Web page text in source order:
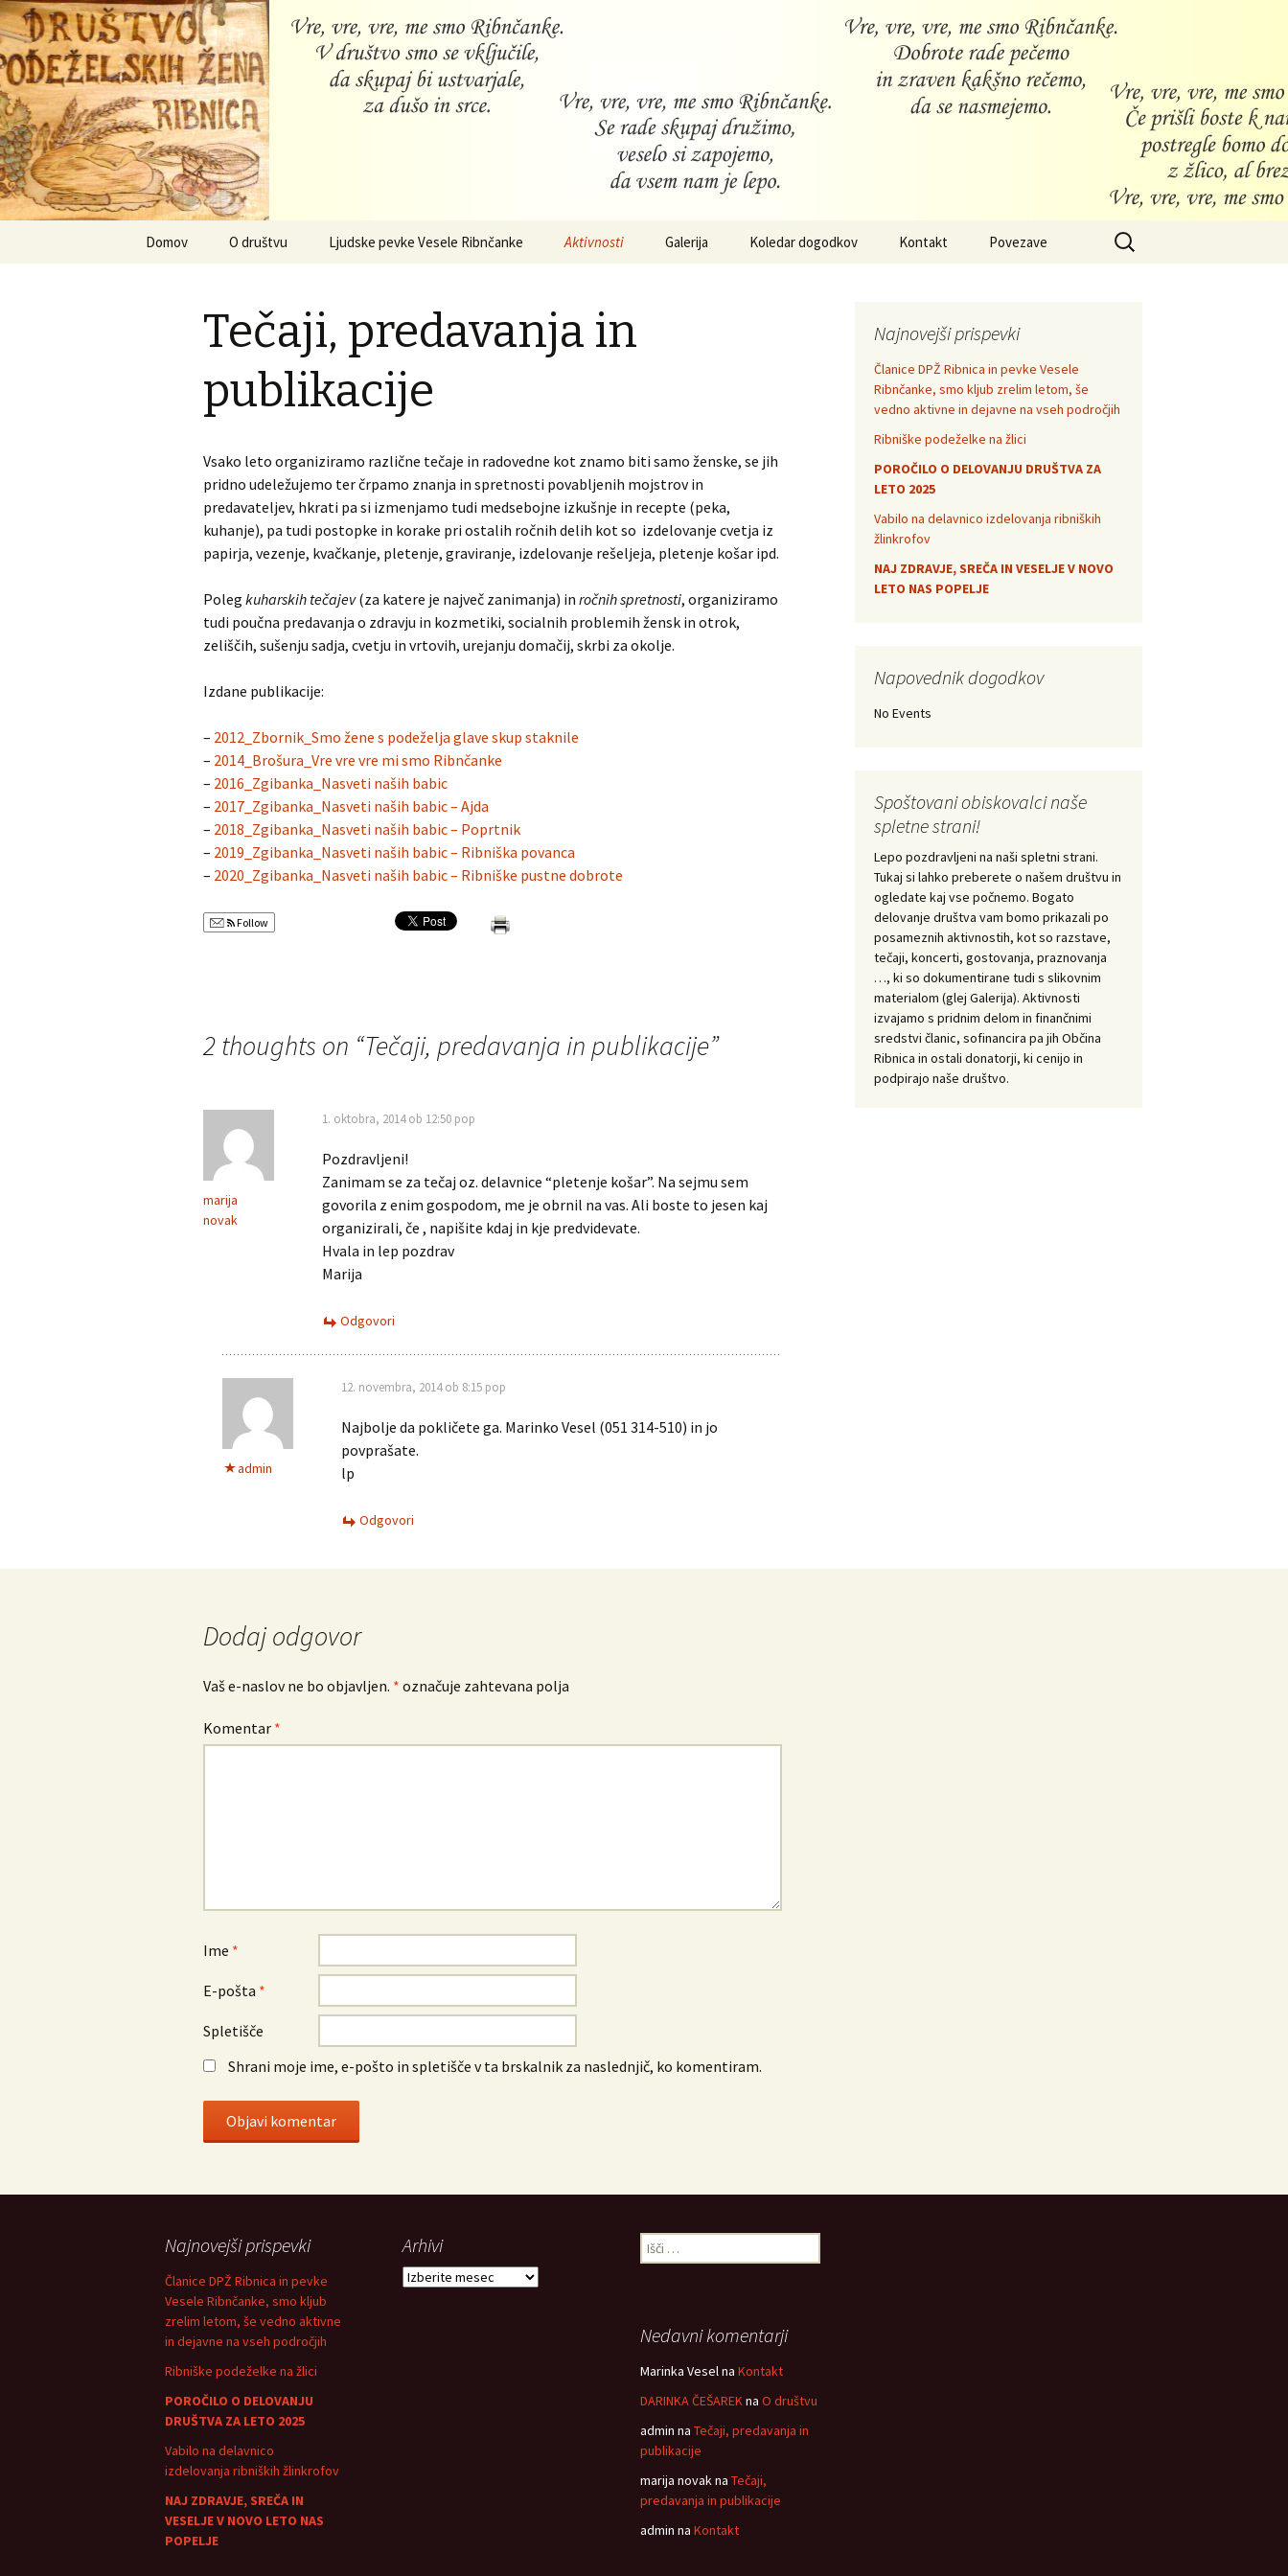
DPŽ – Ribnica
Društvo podeželskih žena Ribnica
Domov O društvu Ljudske pevke Vesele Ribnčanke Aktivnosti
Tečaji, predavanja in
publikacije
Druženja – praznovanja
Galerija Koledar dogodkov Kontakt Povezave
Išči:
Tečaji, predavanja in
publikacije
Vsako leto organiziramo različne tečaje in radovedne kot znamo biti samo ženske, se jih
pridno udeležujemo ter črpamo znanja in spretnosti povabljenih mojstrov in
predavateljev, hkrati pa si izmenjamo tudi medsebojne izkušnje in recepte (peka,
kuhanje), pa tudi postopke in korake pri ostalih ročnih delih kot so izdelovanje cvetja iz
papirja, vezenje, kvačkanje, pletenje, graviranje, izdelovanje rešeljeja, pletenje košar ipd.
Poleg kuharskih tečajev(za katere je največ zanimanja) in ročnih spretnosti, organiziramo
tudi poučna predavanja o zdravju in kozmetiki, socialnih problemih žensk in otrok,
zeliščih, sušenju sadja, cvetju in vrtovih, urejanju domačij, skrbi za okolje.
Izdane publikacije:
– 2012_Zbornik_Smo žene s podeželja glave skup staknile
– 2014_Brošura_Vre vre vre mi smo Ribnčanke
– 2016_Zgibanka_Nasveti naših babic
– 2017_Zgibanka_Nasveti naših babic – Ajda
– 2018_Zgibanka_Nasveti naših babic – Poprtnik
– 2019_Zgibanka_Nasveti naših babic – Ribniška povanca
– 2020_Zgibanka_Nasveti naših babic – Ribniške pustne dobrote
Follow
2 thoughts on “Tečaji, predavanja in publikacije”
marija
novak
1. oktobra, 2014 ob 12:50 pop
Pozdravljeni!
Zanimam se za tečaj oz. delavnice “pletenje košar”. Na sejmu sem
govorila z enim gospodom, me je obrnil na vas. Ali boste to jesen kaj
organizirali, če , napišite kdaj in kje predvidevate.
Hvala in lep pozdrav
Marija
Odgovori
admin
12. novembra, 2014 ob 8:15 pop
Najbolje da pokličete ga. Marinko Vesel (051 314-510) in jo
povprašate.
lp
Odgovori
Dodaj odgovor
Vaš e-naslov ne bo objavljen. * označuje zahtevana polja
Komentar *
Ime *
E-pošta *
Spletišče
Shrani moje ime, e-pošto in spletišče v ta brskalnik za naslednjič, ko komentiram.
Najnovejši prispevki
Članice DPŽ Ribnica in pevke Vesele
Ribnčanke, smo kljub zrelim letom, še
vedno aktivne in dejavne na vseh področjih
Ribniške podeželke na žlici
POROČILO O DELOVANJU DRUŠTVA ZA
LETO 2025
Vabilo na delavnico izdelovanja ribniških
žlinkrofov
NAJ ZDRAVJE, SREČA IN VESELJE V NOVO
LETO NAS POPELJE
Napovednik dogodkov
No Events
Spoštovani obiskovalci naše
spletne strani!
Lepo pozdravljeni na naši spletni strani.
Tukaj si lahko preberete o našem društvu in
ogledate kaj vse počnemo. Bogato
delovanje društva vam bomo prikazali po
posameznih aktivnostih, kot so razstave,
tečaji, koncerti, gostovanja, praznovanja
…, ki so dokumentirane tudi s slikovnim
materialom (glej Galerija). Aktivnosti
izvajamo s pridnim delom in finančnimi
sredstvi članic, sofinancira pa jih Občina
Ribnica in ostali donatorji, ki cenijo in
podpirajo naše društvo.
Najnovejši prispevki
Članice DPŽ Ribnica in pevke
Vesele Ribnčanke, smo kljub
zrelim letom, še vedno aktivne
in dejavne na vseh področjih
Ribniške podeželke na žlici
POROČILO O DELOVANJU
DRUŠTVA ZA LETO 2025
Vabilo na delavnico
izdelovanja ribniških žlinkrofov
NAJ ZDRAVJE, SREČA IN
VESELJE V NOVO LETO NAS
POPELJE
Arhivi
Arhivi
Išči:
Nedavni komentarji
Marinka Veselna Kontakt
DARINKA ČEŠAREKna O društvu
admin na Tečaji, predavanja in
publikacije
marija novakna Tečaji,
predavanja in publikacije
admin na Kontakt